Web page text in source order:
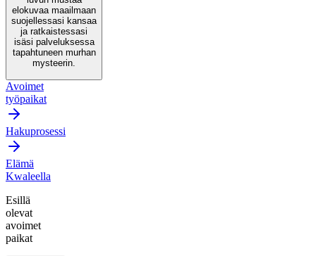
elokuvaa maailmaan
suojellessasi kansaa
ja ratkaistessasi
isäsi palveluksessa
tapahtuneen murhan
mysteerin.
Avoimet
työpaikat
Hakuprosessi
Elämä
Kwaleella
Esillä
olevat
avoimet
paikat